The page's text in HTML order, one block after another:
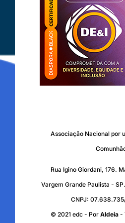
Associação Nacional por
Rua Igino Giordani, 176.
Vargem Grande Paulista -
CNPJ:
© 2021 edc - Por Aldeia -